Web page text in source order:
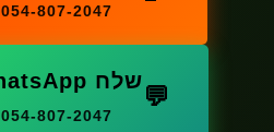
054-807-2047
💬
שלח WhatsApp
054-807-2047